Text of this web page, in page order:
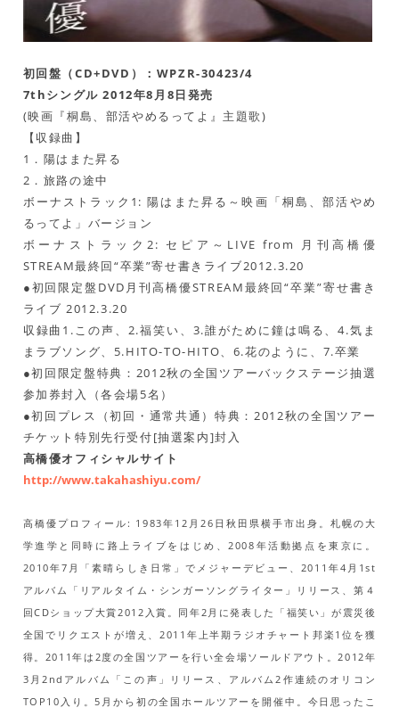
初回盤（CD+DVD）：WPZR-30423/4
7thシングル 2012年8月8日発売
(映画『桐島、部活やめるってよ』主題歌)
【収録曲】
1．陽はまた昇る
2．旅路の途中
ボーナストラック1: 陽はまた昇る～映画「桐島、部活やめ
るってよ」バージョン
ボーナストラック2: セピア～LIVE from 月刊高橋優
STREAM最終回“卒業”寄せ書きライブ2012.3.20
●初回限定盤DVD月刊高橋優STREAM最終回“卒業”寄せ書き
ライブ 2012.3.20
収録曲1.この声、2.福笑い、3.誰がために鐘は鳴る、4.気ま
まラブソング、5.HITO-TO-HITO、6.花のように、7.卒業
●初回限定盤特典：2012秋の全国ツアーバックステージ抽選
参加券封入（各会場5名）
●初回プレス（初回・通常共通）特典：2012秋の全国ツアー
チケット特別先行受付[抽選案内]封入
高橋優オフィシャルサイト
http://www.takahashiyu.com/
高橋優プロフィール: 1983年12月26日秋田県横手市出身。札幌の大
学進学と同時に路上ライブをはじめ、2008年活動拠点を東京に。
2010年7月「素晴らしき日常」でメジャーデビュー、2011年4月1st
アルバム「リアルタイム・シンガーソングライター」リリース、第４
回CDショップ大賞2012入賞。同年2月に発表した「福笑い」が震災後
全国でリクエストが増え、2011年上半期ラジオチャート邦楽1位を獲
得。2011年は2度の全国ツアーを行い全会場ソールドアウト。2012年
3月2ndアルバム「この声」リリース、アルバム2作連続のオリコン
TOP10入り。5月から初の全国ホールツアーを開催中。今日思ったこ